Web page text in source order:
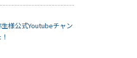
様公式Youtubeチャン